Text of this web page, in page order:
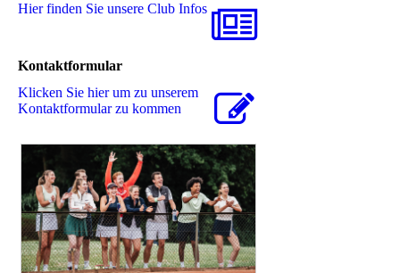
Hier finden Sie unsere Club Infos
Kontaktformular
Klicken Sie hier um zu unserem
Kon­takt­for­mu­lar zu kommen